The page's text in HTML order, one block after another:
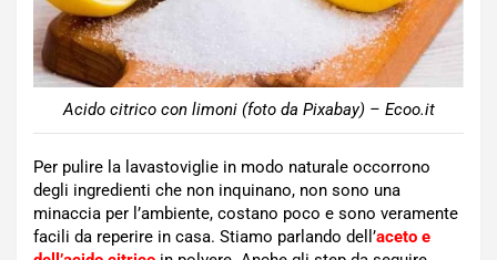
Acido citrico con limoni (foto da Pixabay) – Ecoo.it
Per pulire la lavastoviglie in modo naturale occorrono
degli ingredienti che non inquinano, non sono una
minaccia per l’ambiente, costano poco e sono veramente
facili da reperire in casa. Stiamo parlando dell’aceto e